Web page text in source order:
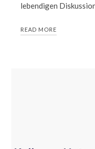
lebendigen
READ MORE